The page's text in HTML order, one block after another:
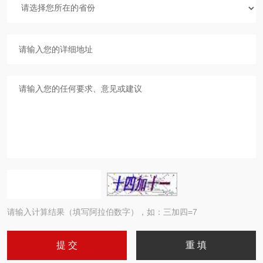
请输入计算结果（填写阿拉伯数字），如：三加四=7